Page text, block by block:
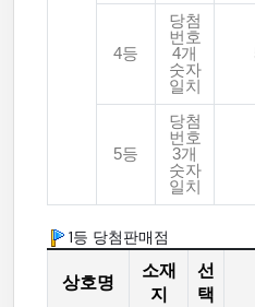
4등
당첨
번호
4개
숫자
일치
5등
당첨
번호
3개
숫자
일치
1등 당첨판매점
상호명
소재
지
선
택